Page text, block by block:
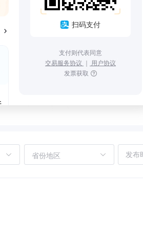
扫码支付
支付则代表同意
交易服务协议 ｜ 用户协议
发票获取
省份地区